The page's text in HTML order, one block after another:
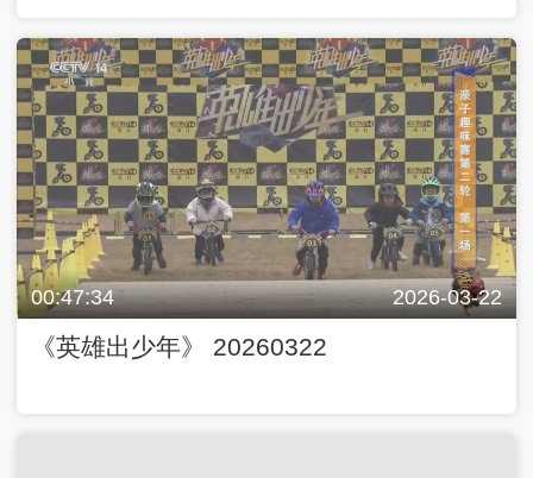
00:47:34 2026-03-22
《英雄出少年》 20260322